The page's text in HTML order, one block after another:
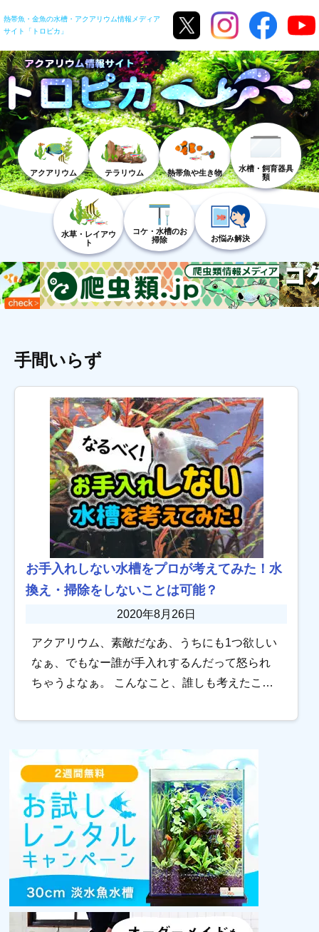
熱帯魚・金魚の水槽・アクアリウム情報メディア
サイト「トロピカ」
アクアリウム テラリウム 熱帯魚や生き物
水槽・飼育器具
類
水草・レイアウ
ト
コケ・水槽のお
掃除
お悩み解決
手間いらず
お手入れしない水槽をプロが考えてみた！水
換え・掃除をしないことは可能？
2020年8月26日
アクアリウム、素敵だなあ、うちにも1つ欲しい
なぁ、でもなー誰が手入れするんだって怒られ
ちゃうよなぁ。 こんなこと、誰しも考えたこと
れなしの水槽は可能なのかどうか」をプロが真